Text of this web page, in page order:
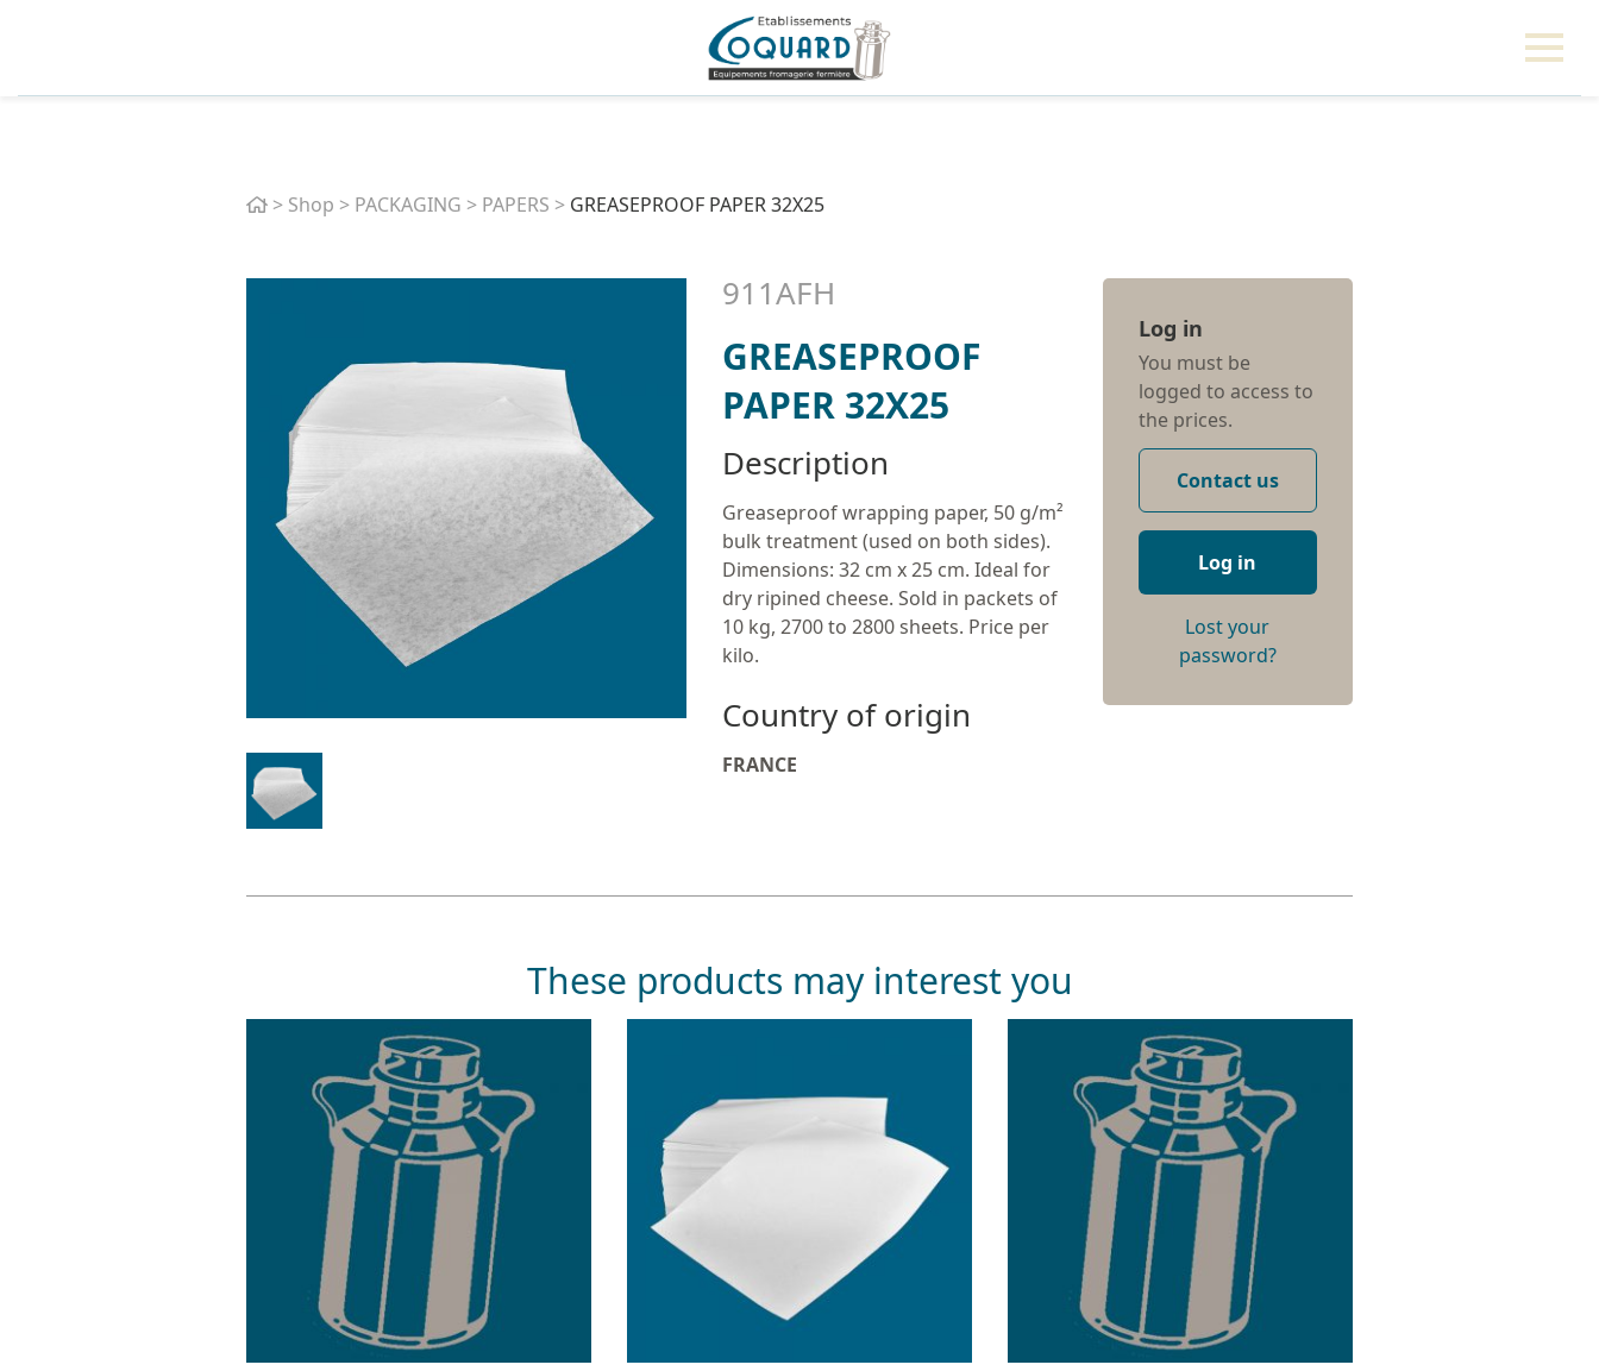
Home
> Shop > PACKAGING > PAPERS > GREASEPROOF PAPER 32X25
911AFH
GREASEPROOF
PAPER 32X25
Description
Greaseproof wrapping paper, 50 g/m²
bulk treatment (used on both sides).
Dimensions: 32 cm x 25 cm. Ideal for
dry ripined cheese. Sold in packets of
10 kg, 2700 to 2800 sheets. Price per
kilo.
Country of origin
FRANCE
Log in
You must be
logged to access to
the prices.
Contact us
Log in
Lost your
password?
These products may interest you